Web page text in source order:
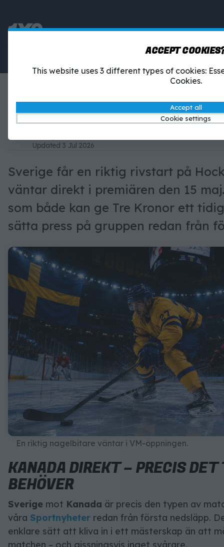
FÖR TRE KRONOR
Simon Andersson, sportskribent
Simon Andersson, sportskribent
Updated 3 Jul 2026
Sverige får en riktig rivstart på
väntar direkt i premiären den 15
som både kan ge Tre Kronor ett
sätta press på gruppen redan från
En riktig nagelbitare väntar i VM-öppningen.
KANADA DIREKT – PRECIS
BEHÖVER
Sverige mot Kanada är precis den typen av
våra Sportnyheter redan från första nedsläpp.
enklare sätt att kliva in i ett mästerskap än att
matchen – och gissningsvis inget svårare.
ACCEPT
This website uses 3 different types of cookies:
Cookies.
Accept all
Cookie settings